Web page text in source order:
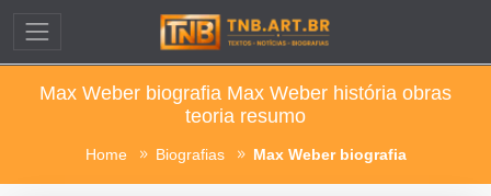
Max Weber biografia Max Weber história obras
teoria resumo
Home Biografias Max Weber biografia